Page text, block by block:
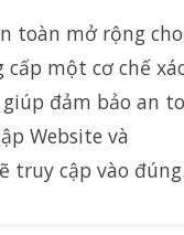
toàn mở rộng
cấp một cơ chế
đảm bảo an
Website và
truy cập vào